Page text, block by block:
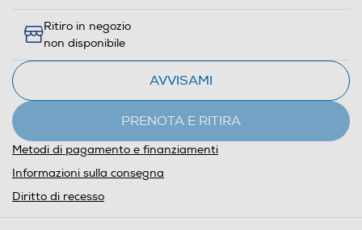
Ritiro in negozio
non disponibile
AVVISAMI
PRENOTA E RITIRA
Metodi di pagamento e finanziamenti
Informazioni sulla consegna
Diritto di recesso